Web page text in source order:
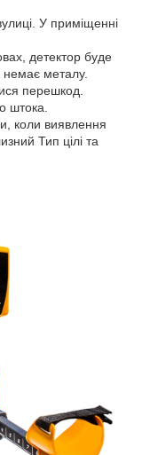
У приміщенні
детектор буде
немає металу.
перешкод.
штока.
коли виявлення
Тип цілі та